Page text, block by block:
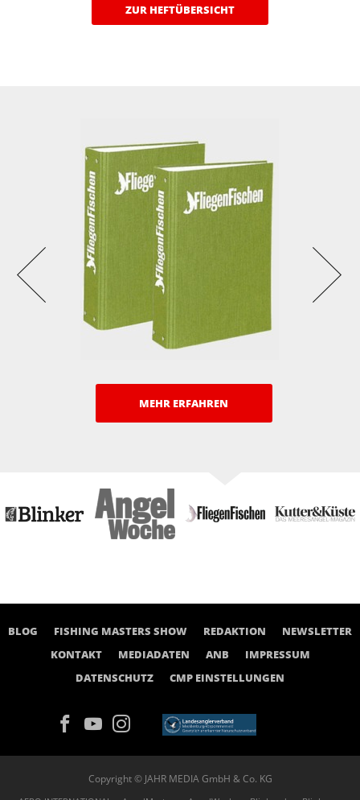
ZUR HEFTÜBERSICHT
MEHR ERFAHREN
BLOG FISHING MASTERS SHOW REDAKTION
NEWSLETTER
KONTAKT
MEDIADATEN ANB
IMPRESSUM
DATENSCHUTZ
CMP EINSTELLUNGEN
Copyright © JAHR MEDIA GmbH & Co. KG